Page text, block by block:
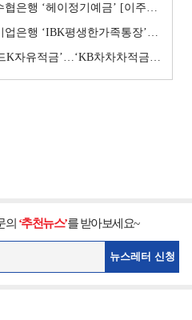
정기예금’ [이주의 은행 예금금리-1월 2주]
한가족통장’ [이주의 은행 예금금리-1월 2주]
차차적금’ 8% 이자 [이주의 은행 적금금리-1월 2주]
의 ‘추천뉴스’를 받아보세요~
뉴스레터 신청